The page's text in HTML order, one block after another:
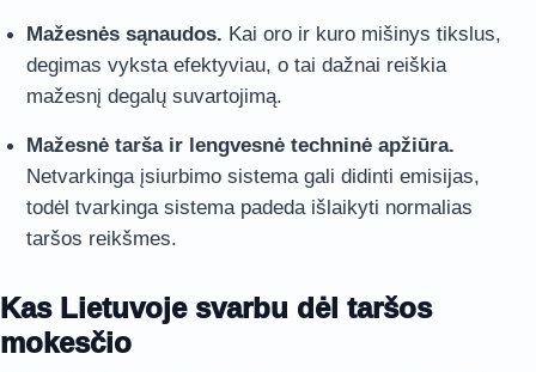
Mažesnės sąnaudos. Kai oro ir kuro mišinys tikslus,
degimas vyksta efektyviau, o tai dažnai reiškia
mažesnį degalų suvartojimą.
Mažesnė tarša ir lengvesnė techninė apžiūra.
Netvarkinga įsiurbimo sistema gali didinti emisijas,
todėl tvarkinga sistema padeda išlaikyti normalias
taršos reikšmes.
Kas Lietuvoje svarbu dėl taršos
mokesčio